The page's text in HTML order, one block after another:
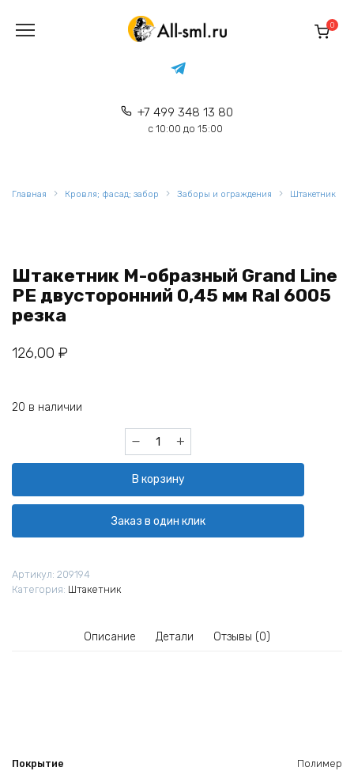
содержанию
+7 499 348 13 80
с 10:00 до 15:00
0
Главная Кровля; фасад; забор Заборы и ограждения Штакетник
Штакетник М-образный Grand Line
РЕ двусторонний 0,45 мм Ral 6005
резка
126,00 ₽
20 в наличии
Количество
товара
М-
образный
Grand
Line
6005
В корзину
Заказ в один клик
Артикул: 209194
Категория: Штакетник
Описание Детали Отзывы (0)
Покрытие Полимер